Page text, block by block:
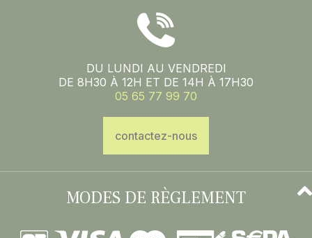
DU LUNDI AU VENDREDI
DE 8H30 À 12H ET DE 14H À 17H30
05 65 77 99 70
contactez-nous
MODES DE RÈGLEMENT